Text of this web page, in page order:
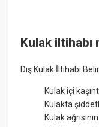
Kulak iltihabı
Dış Kulak İltihabı
Kulak içi
Kulakta
Kulak